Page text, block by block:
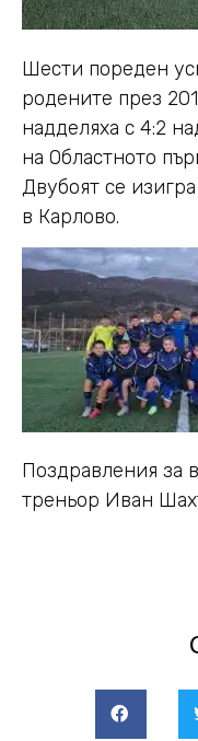
Шести пореден
родените през
надделяха с 4:2
на Областното
Двубоят се
в Карлово.
Поздравления за
треньор Иван